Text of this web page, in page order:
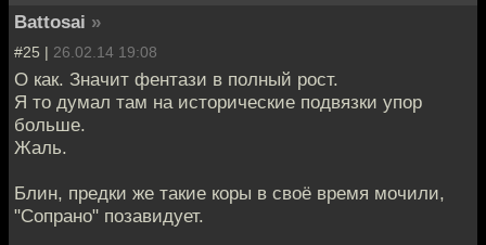
Battosai »
#25 | 26.02.14 19:08
О как. Значит фентази в полный рост.
Я то думал там на исторические подвязки упор
больше.
Жаль.
Блин, предки же такие коры в своё время мочили,
"Сопрано" позавидует.